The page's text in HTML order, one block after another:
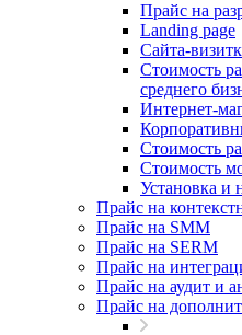
Прайс на
Landing page
Cайта-
Стоимость
среднего
Интернет-
Стоимость
Стоимость
Установка и
Прайс на
Прайс на SMM
Прайс на SERM
Прайс на
Прайс на аудит и
Прайс на